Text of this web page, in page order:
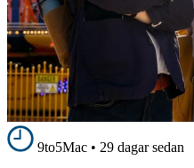
9to5Mac • 29 dagar sedan